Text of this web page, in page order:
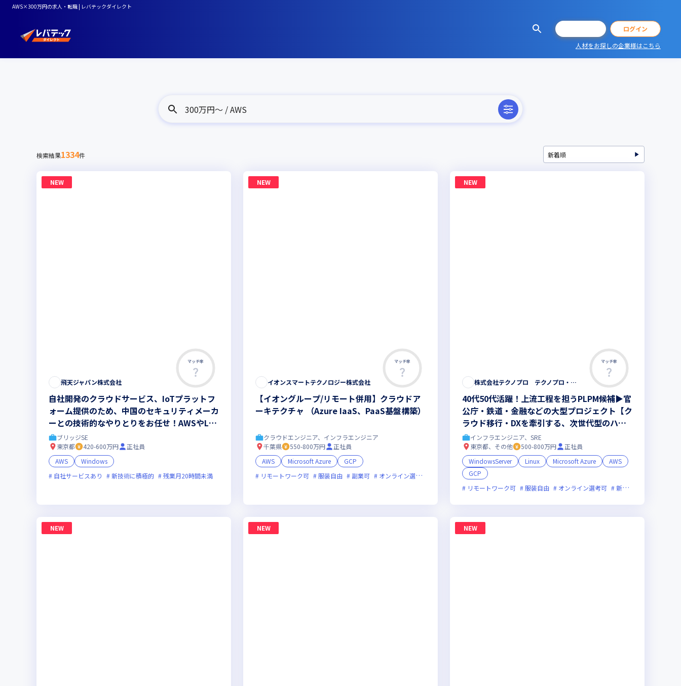
AWS×300万円の求人・転職 | レバテックダイレクト
ログイン
人材をお探しの企業様はこちら
300万円〜 / AWS
検索結果1334件
NEW
マッチ率
飛天ジャパン株式会社
自社開発のクラウドサービス、IoTプラットフ
ォーム提供のため、中国のセキュリティメーカ
ーとの技術的なやりとりをお任せ！AWSやLin
uxを用いた業務経験を活かしてコアメンバー
になりませんか
ブリッジSE
東京都
420-600万円
正社員
AWS
Windows
自社サービスあり
新技術に積極的 残業月20時間未満
NEW
マッチ率
イオンスマートテクノロジー株式会社
【イオングループ/リモート併用】クラウドア
ーキテクチャ （Azure IaaS、PaaS基盤構築）
クラウドエンジニア、インフラエンジニア
千葉県
550-800万円
正社員
AWS
Microsoft Azure
GCP
リモートワーク可
服装自由 副業可 オンライン選考可 フレックス制度あり
NEW
マッチ率
株式会社テクノプロ テクノプロ・エンジニアリング社
40代50代活躍！上流工程を担うPLPM候補▶︎官
公庁・鉄道・金融などの大型プロジェクト【ク
ラウド移行・DXを牽引する、次世代型のハイ
ブリッド・インフラエンジニア 】
インフラエンジニア、SRE
東京都、その他
500-800万円
正社員
WindowsServer
Linux Microsoft Azure
AWS
GCP
リモートワーク可
服装自由 オンライン選考可 新技術に積極的
NEW NEW NEW